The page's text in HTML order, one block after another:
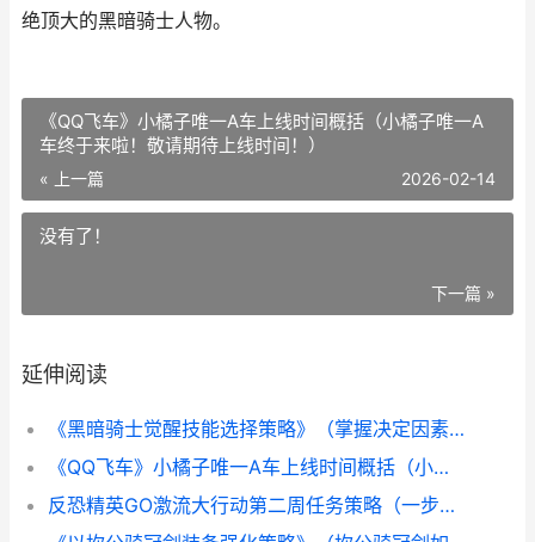
绝顶大的黑暗骑士人物。
《QQ飞车》小橘子唯一A车上线时间概括（小橘子唯一A
车终于来啦！敬请期待上线时间！）
« 上一篇 2026-02-14
没有了！
下一篇 »
延伸阅读
《黑暗骑士觉醒技能选择策略》（掌握决定因素技能提高战斗力，打造绝顶黑暗骑士） 《黑暗骑士》
《QQ飞车》小橘子唯一A车上线时间概括（小橘子唯一A车终于来啦！敬请期待上线时间！）
反恐精英GO激流大行动第二周任务策略（一步步完成任务，轻松解开奖励） 反恐精英rinkoy